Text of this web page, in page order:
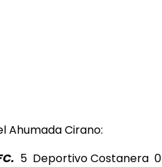
Ahumada Cirano:
5 Deportivo Costanera 0